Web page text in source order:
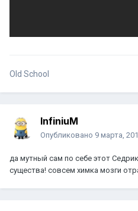
Old School
InfiniuM
Опубликовано 9 марта,
да мутный сам по себе этот
существа! совсем химка мозги